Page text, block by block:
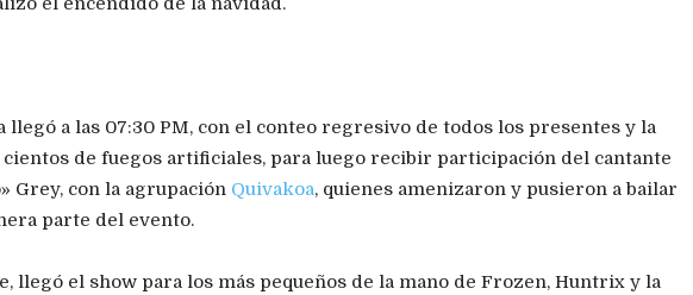
llegó a las 07:30 PM, con el conteo regresivo de todos los presentes y la
de fuegos artificiales, para luego recibir participación del cantante
Grey, con la agrupación Quivakoa, quienes amenizaron y pusieron a bailar
parte del evento.
llegó el show para los más pequeños de la mano de Frozen, Huntrix y la